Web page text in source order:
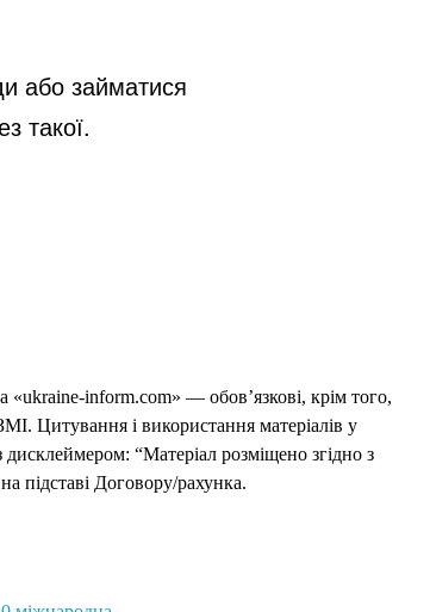
або займатися
такої.
«ukraine-inform.com» — обов’язкові, крім того,
Цитування і використання матеріалів у
“Матеріал розміщено згідно з
підставі Договору/рахунка.